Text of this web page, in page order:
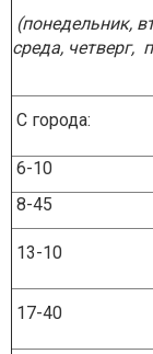
(понедельник,
среда, четверг,
С города:
6-10
8-45
13-10
17-40